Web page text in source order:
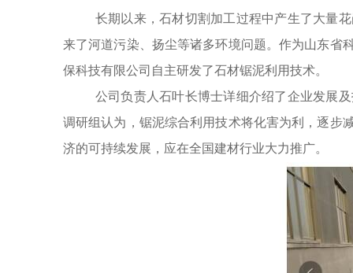
长期以来，石材切割加工过程中产生了大量
来了河道污染、扬尘等诸多环境问题。作为山东省
保科技有限公司自主研发了石材锯泥利用技术。
公司负责人石叶长博士详细介绍了企业发展
调研组认为，锯泥综合利用技术将化害为利，逐步
济的可持续发展，应在全国建材行业大力推广。